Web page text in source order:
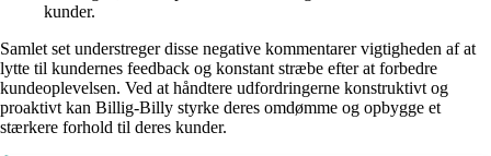
kunder.
Samlet set understreger disse negative kommentarer vigtigheden af at
lytte til kundernes feedback og konstant stræbe efter at forbedre
kundeoplevelsen. Ved at håndtere udfordringerne konstruktivt og
proaktivt kan Billig-Billy styrke deres omdømme og opbygge et
stærkere forhold til deres kunder.